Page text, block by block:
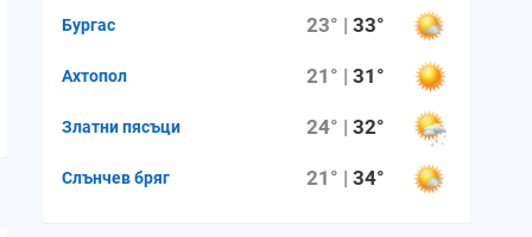
Бургас 23° |33°
Ахтопол 21° |31°
Златни пясъци 24° |32°
Слънчев бряг 21° |34°